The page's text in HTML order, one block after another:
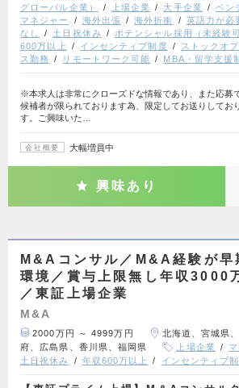
グローバル企業）
上場企業 大手企業 ベン
マネジャー
海外出張 海外折衝 英語力が必
なし
土日祝休み ポテンシャル採用（未経験可
600万以上
インセンティブ制度 ストックオ
ス勤務
リモートワーク可能 MBA・留学支援
※本求人は非常にクローズドな情報であり、また応募
候補者が限られております為、限定してお送りしてお
す。ご興味いた…
会社概要 大幅増員中
興味あり
M&Aコンサル／M&A経験が早
環境／賞与上限無し年収3000
／東証上場企業
M&A
2000万円 ～ 4999万円
北海道、宮城県
府、広島県、香川県、福岡県
上場企業
土日祝休み
年収600万以上 インセンティブ